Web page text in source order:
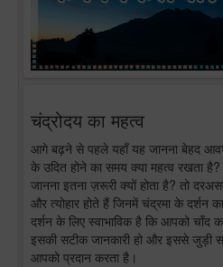
चंद्रोदय का महत्व
आगे बढ़ने से पहले यहाँ यह जानना बेहद
के उदित होने का समय क्या महत्व रखता
जानना इतना ज़रूरी क्यों होता है? तो
और त्योहार होते हैं जिनमें चंद्रमा के दर्शन
दर्शन के लिए स्वाभाविक है कि आपको
इसकी सटीक जानकारी हो और इससे जुड़ी
आपको प्रदान करता है।